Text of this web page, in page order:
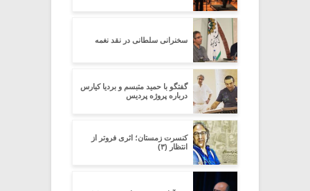
سخنرانی سلطانی در نقد نغمه
گفتگو با حمید متبسم و بردیا کیارس
درباره پروژه پردیس
کنسرت زمستان؛ اثری فروتر از
انتظار (۳)